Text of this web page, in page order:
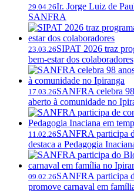
29.04.26Ir. Jorge Luiz de
SANFRA
23.03.26SIPAT 2026 traz
bem-estar dos colaboradores
17.03.26SANFRA celebra
aberto à comunidade no
11.02.26SANFRA participa
destaca a Pedagogia
09.02.26SANFRA participa
promove carnaval em